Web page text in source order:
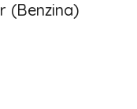
(Benzina)